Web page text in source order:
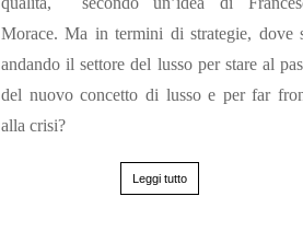
Morace. Ma in termini di strategie, dove
andando il settore del lusso per stare al
del nuovo concetto di lusso e per far
alla crisi?
Leggi tutto